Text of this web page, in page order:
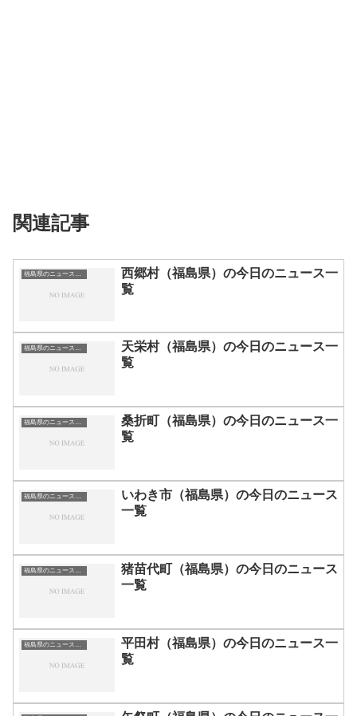
関連記事
福島県のニュース一覧
西郷村（福島県）の今日のニュース一
覧
福島県のニュース一覧
天栄村（福島県）の今日のニュース一
覧
福島県のニュース一覧
桑折町（福島県）の今日のニュース一
覧
福島県のニュース一覧
いわき市（福島県）の今日のニュース
一覧
福島県のニュース一覧
猪苗代町（福島県）の今日のニュース
一覧
福島県のニュース一覧
平田村（福島県）の今日のニュース一
覧